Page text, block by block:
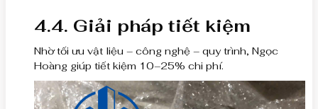
4.4. Giải pháp tiết kiệm
Nhờ tối ưu vật liệu – công nghệ – quy trình, Ngọc
Hoàng giúp tiết kiệm 10–25% chi phí.